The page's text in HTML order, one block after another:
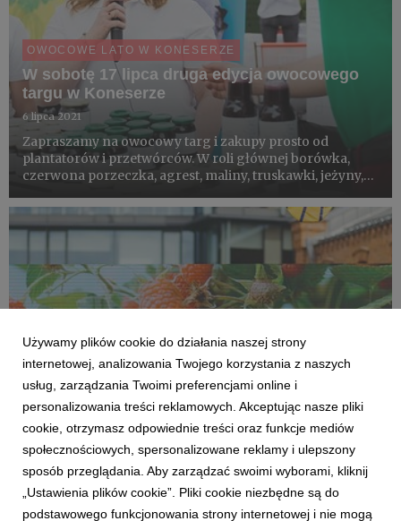
OWOCOWE LATO W KONESERZE
W sobotę 17 lipca druga edycja owocowego
targu w Koneserze
6 lipca 2021
Zapraszamy na owocowy targ i zakupy prosto od
plantatorów i przetwórców. W roli głównej borówka,
czerwona porzeczka, agrest, maliny, truskawki, jeżyny,
eko-warsztaty dla dzieci. W jednym miejscu, wszystko od
pola na ta...
OWOCOWE LATO W KONESERZE
W sobotę 3 lipca rusza owocowy targ w
Koneserze
2 lipca 2021
Używamy plików cookie do działania naszej strony
internetowej, analizowania Twojego korzystania z naszych
usług, zarządzania Twoimi preferencjami online i
personalizowania treści reklamowych. Akceptując nasze pliki
cookie, otrzymasz odpowiednie treści oraz funkcje mediów
społecznościowych, spersonalizowane reklamy i ulepszony
sposób przeglądania. Aby zarządzać swoimi wyborami, kliknij
„Ustawienia plików cookie”. Pliki cookie niezbędne są do
podstawowego funkcjonowania strony internetowej i nie mogą